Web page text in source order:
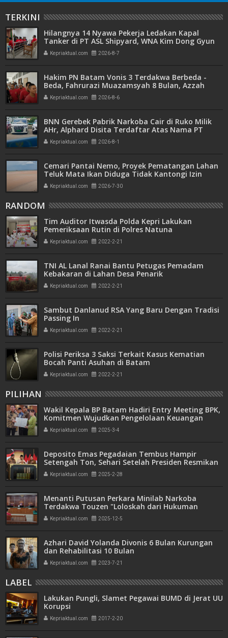
TERKINI
Hilangnya 14 Nyawa Pekerja Ledakan Kapal
Tanker di PT ASL Shipyard, WNA Kim Dong Gyun
Hanya Dituntut 1 Tahun 6 Bulan
Kepriaktual.com 2026-8-7
Hakim PN Batam Vonis 3 Terdakwa Berbeda -
Beda, Fahrurazi Muazamsyah 8 Bulan, Azzah
Azzurah dan Risma Divonis 2 Tahun 6 Bulan
Kepriaktual.com 2026-8-6
BNN Gerebek Pabrik Narkoba Cair di Ruko Milik
AHr, Alphard Disita Terdaftar Atas Nama PT
Mitra Usaha Properti
Kepriaktual.com 2026-8-1
Cemari Pantai Nemo, Proyek Pematangan Lahan
Teluk Mata Ikan Diduga Tidak Kantongi Izin
Amdal
Kepriaktual.com 2026-7-30
RANDOM
Tim Auditor Itwasda Polda Kepri Lakukan
Pemeriksaan Rutin di Polres Natuna
Kepriaktual.com 2022-2-21
TNI AL Lanal Ranai Bantu Petugas Pemadam
Kebakaran di Lahan Desa Penarik
Kepriaktual.com 2022-2-21
Sambut Danlanud RSA Yang Baru Dengan Tradisi
Passing In
Kepriaktual.com 2022-2-21
Polisi Periksa 3 Saksi Terkait Kasus Kematian
Bocah Panti Asuhan di Batam
Kepriaktual.com 2022-2-21
PILIHAN
Wakil Kepala BP Batam Hadiri Entry Meeting BPK,
Komitmen Wujudkan Pengelolaan Keuangan
Transparan dan Akuntabel
Kepriaktual.com 2025-3-4
Deposito Emas Pegadaian Tembus Hampir
Setengah Ton, Sehari Setelah Presiden Resmikan
Bank Emas
Kepriaktual.com 2025-2-28
Menanti Putusan Perkara Minilab Narkoba
Terdakwa Touzen "Loloskah dari Hukuman
Seumur Hidup atau Mati"
Kepriaktual.com 2025-12-5
Azhari David Yolanda Divonis 6 Bulan Kurungan
dan Rehabilitasi 10 Bulan
Kepriaktual.com 2023-7-21
LABEL
Lakukan Pungli, Slamet Pegawai BUMD di Jerat UU
Korupsi
Kepriaktual.com 2017-2-20